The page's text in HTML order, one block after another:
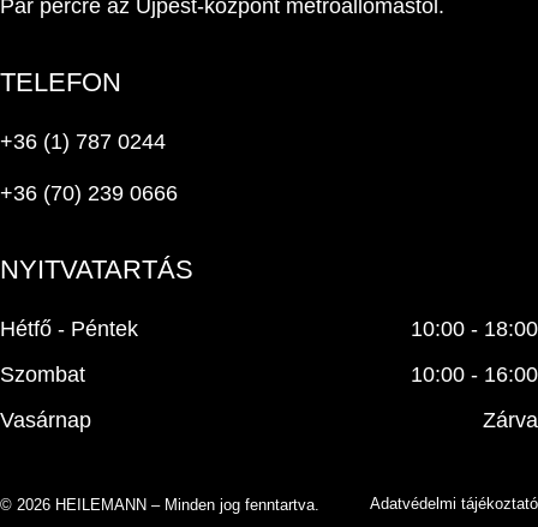
Pár percre az Újpest-központ metróállomástól.
TELEFON
+36 (1) 787 0244
+36 (70) 239 0666
NYITVATARTÁS
Hétfő - Péntek
10:00 - 18:00
Szombat
10:00 - 16:00
Vasárnap
Zárva
© 2026 HEILEMANN – Minden jog fenntartva. Adatvédelmi tájékoztató